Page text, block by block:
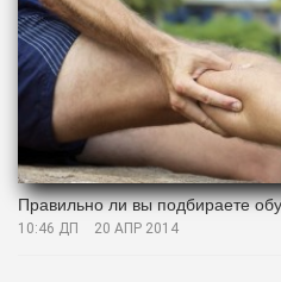
Правильно ли вы подбираете
10:46 ДП 20 АПР 2014